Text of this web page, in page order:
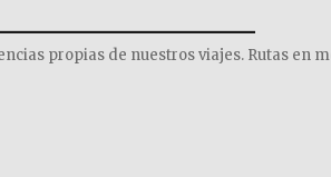
propias de nuestros viajes. Rutas en